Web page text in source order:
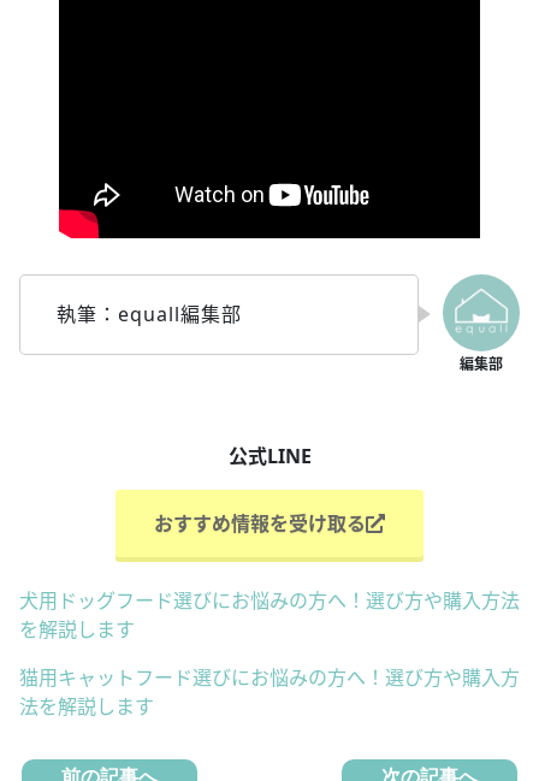
執筆：equall編集部
公式LINE
おすすめ情報を受け取る
犬用ドッグフード選びにお悩みの方へ！選び方や購入方法
を解説します
猫用キャットフード選びにお悩みの方へ！選び方や購入方
法を解説します
前の記事へ 次の記事へ